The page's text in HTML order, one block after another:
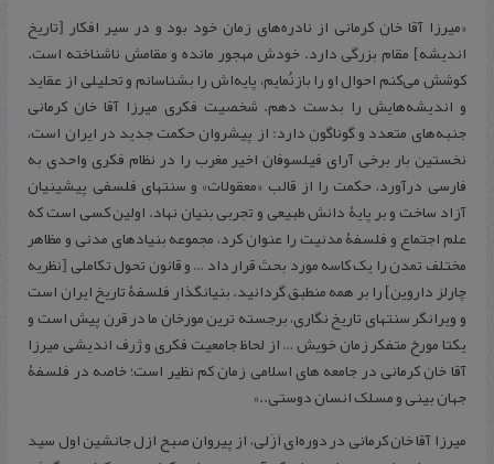
«میرزا آقا خان کرمانی از نادره‌های زمان خود بود و در سیر افکار [تاریخ
اندیشه] مقام بزرگی دارد. خودش مهجور مانده و مقامش ناشناخته است.
کوشش می‌کنم احوال او را بازنُمایم، پایه‌اش را بشناسانم و تحلیلی از عقاید
و اندیشه‌هایش را بدست دهم. شخصیت فکری میرزا آقا خان کرمانی
جنبه‌های متعدد و گوناگون دارد: از پیشروان حکمت جدید در ایران است،
نخستین بار برخی آرای فیلسوفان اخیر مغرب را در نظام فکری واحدی به
فارسی درآورد، حکمت را از قالب «معقولات» و سنتهای فلسفی پیشینیان
آزاد ساخت و بر پایۀ دانش طبیعی و تجربی بنیان نهاد. اولین کسی است که
علم اجتماع و فلسفۀ مدنیت را عنوان کرد، مجموعه بنیادهای مدنی و مظاهر
مختلف تمدن را یک کاسه مورد بحث قرار داد … و قانون تحول تکاملی [نظریه
چارلز داروین] را بر همه منطبق گردانید. بنیانگذار فلسفۀ تاریخ ایران است
و ویرانگر سنتهای تاریخ نگاری، برجسته ترین مورخان ما در قرن پیش است و
یکتا مورخ متفکر زمان خویش … از لحاظ جامعیت فکری و ژرف اندیشی میرزا
آقا خان کرمانی در جامعه های اسلامی زمان کم نظیر است؛ خاصه در فلسفۀ
جهان بینی و مسلک انسان دوستی..»
میرزا آقا خان کرمانی در دوره‌ای اَزَلی، از پیروان صبح ازل جانشین اول سید